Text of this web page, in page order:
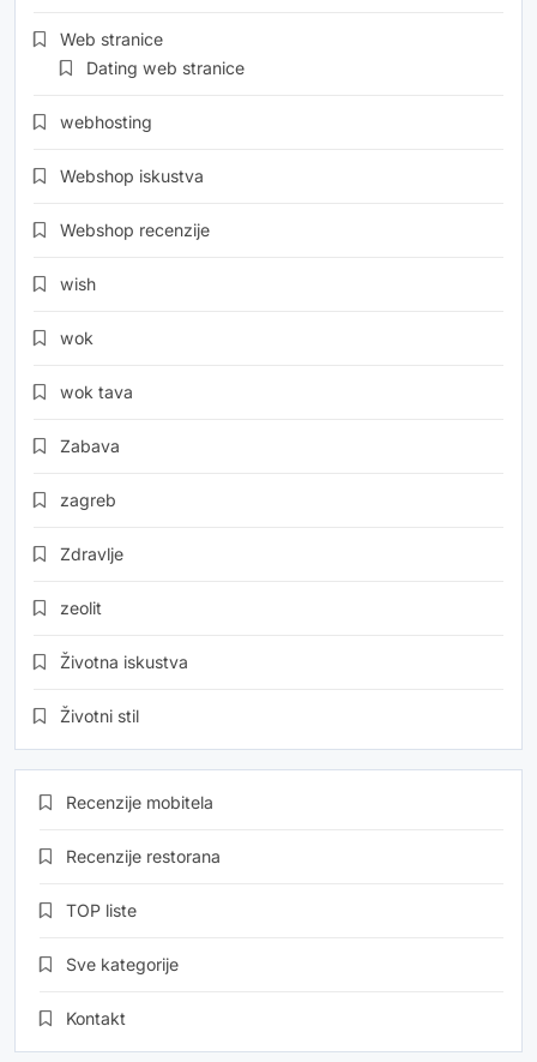
Web stranice
Dating web stranice
webhosting
Webshop iskustva
Webshop recenzije
wish
wok
wok tava
Zabava
zagreb
Zdravlje
zeolit
Životna iskustva
Životni stil
Recenzije mobitela
Recenzije restorana
TOP liste
Sve kategorije
Kontakt